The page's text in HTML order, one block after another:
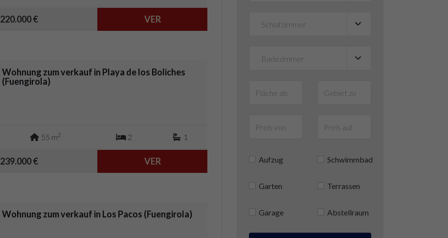
220.000 € VER
Wohnung zum verkauf in Playa de los Boliches
(Fuengirola)
55 m2 2 1
239.000 € VER
Wohnung zum verkauf in Los Pacos (Fuengirola)
Aufzug Schwimmbad
Garten Terrassen
Garage Abstellraum